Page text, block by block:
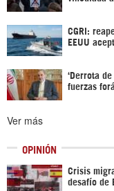
CGRI:
EEUU
‘Derrota
fuerzas
Ver más
OPINIÓN
Crisis
desafío de